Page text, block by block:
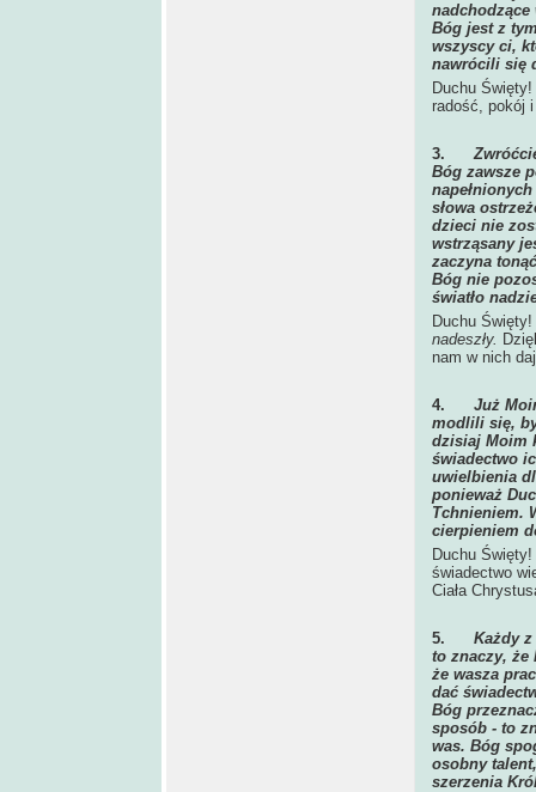
nadchodzące
Bóg jest z
wszyscy ci,
nawrócili się
Duchu
radość, pokój
3.
Bóg zawsze
słowa
dzieci nie
wstrząsany
zaczyna
Bóg nie
światło
Duchu
nadeszły.
nam w nich
4. Już
modlili się,
dzisiaj Moim
świadectwo
uwielbienia
ponieważ
Tchnieniem.
cierpieniem
Duchu
świadectwo
Ciała
5. Każdy z
to znaczy, że
że wasza
dać
Bóg
sposób - to
was. Bóg
osobny
szerzenia